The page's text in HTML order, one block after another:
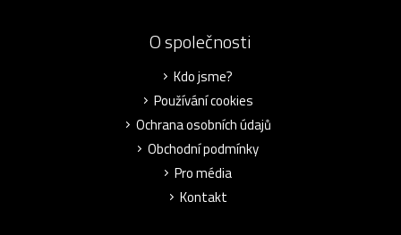
O společnosti
Kdo jsme?
Používání cookies
Ochrana osobních údajů
Obchodní podmínky
Pro média
Kontakt